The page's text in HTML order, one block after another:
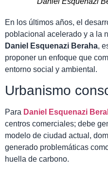
En los últimos años, el
poblacional acelerado y a la
Daniel Esquenazi Beraha,
proponer un enfoque que
entorno social y ambiental.
Urbanismo
Para Daniel Esquenazi
centros comerciales; debe
modelo de ciudad actual,
generado problemáticas
huella de carbono.